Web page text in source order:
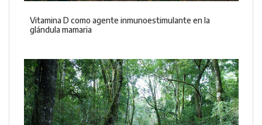
Vitamina D como agente inmunoestimulante en la
glándula mamaria